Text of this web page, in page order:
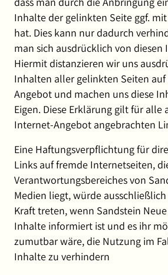
Inhalte der gelinkten Seite ggf.
hat. Dies kann nur dadurch
man sich ausdrücklich von
Hiermit distanzieren wir uns
Inhalten aller gelinkten Seiten
Angebot und machen uns diese
Eigen. Diese Erklärung gilt für alle
Internet-Angebot angebrachten
Eine Haftungsverpflichtung für
Links auf fremde Internetseiten,
Verantwortungsbereiches von
Medien liegt, würde
Kraft treten, wenn Sandstein
Inhalte informiert ist und es ihr
zumutbar wäre, die Nutzung im
Inhalte zu verhindern